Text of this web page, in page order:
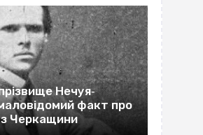
Нечуя‐
факт про
Черкащини